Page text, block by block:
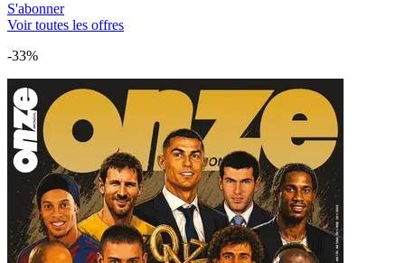
S'abonner
Voir toutes les offres
-33%